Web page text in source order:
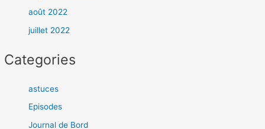
août 2022
juillet 2022
Categories
astuces
Episodes
Journal de Bord